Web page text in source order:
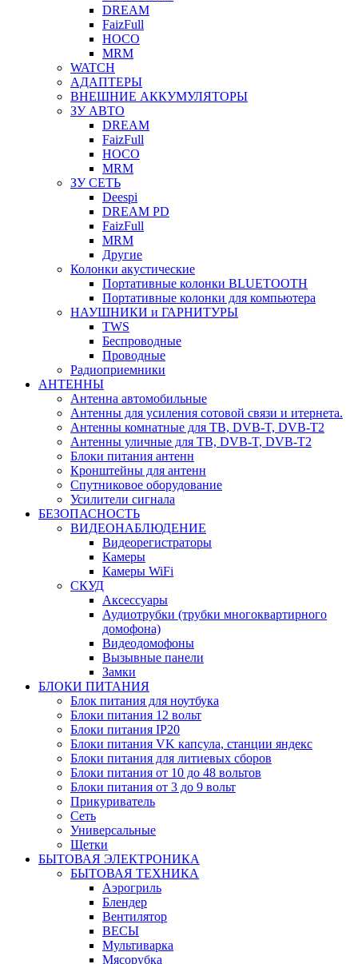
DREAM
FaizFull
HOCO
MRM
WATCH
АДАПТЕРЫ
ВНЕШНИЕ АККУМУЛЯТОРЫ
ЗУ АВТО
DREAM
FaizFull
HOCO
MRM
ЗУ СЕТЬ
Deespi
DREAM PD
FaizFull
MRM
Другие
Колонки акустические
Портативные колонки BLUETOOTH
Портативные колонки для компьютера
НАУШНИКИ и ГАРНИТУРЫ
TWS
Беспроводные
Проводные
Радиоприемники
АНТЕННЫ
Антенна автомобильные
Антенны для усиления сотовой связи и итернета.
Антенны комнатные для ТВ, DVB-T, DVB-T2
Антенны уличные для ТВ, DVB-T, DVB-T2
Блоки питания антенн
Кронштейны для антенн
Спутниковое оборудование
Усилители сигнала
БЕЗОПАСНОСТЬ
ВИДЕОНАБЛЮДЕНИЕ
Видеорегистраторы
Камеры
Камеры WiFi
СКУД
Аксессуары
Аудиотрубки (трубки многоквартирного
домофона)
Видеодомофоны
Вызывные панели
Замки
БЛОКИ ПИТАНИЯ
Блок питания для ноутбука
Блоки питания 12 вольт
Блоки питания IP20
Блоки питания VK капсула, станции яндекс
Блоки питания для литиевых сборов
Блоки питания от 10 до 48 вольтов
Блоки питания от 3 до 9 вольт
Прикуриватель
Сеть
Универсальные
Щетки
БЫТОВАЯ ЭЛЕКТРОНИКА
БЫТОВАЯ ТЕХНИКА
Аэрогриль
Блендер
Вентилятор
ВЕСЫ
Мультиварка
Мясорубка